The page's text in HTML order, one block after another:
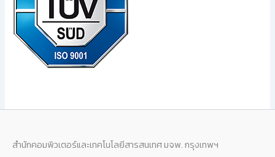
สำนักคอมพิวเตอร์และเทคโนโลยีสารสนเทศ มจพ. กรุงเทพฯ